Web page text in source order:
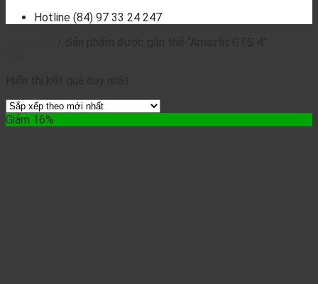
Hotline (84) 97 33 24 247
Giảm 16%